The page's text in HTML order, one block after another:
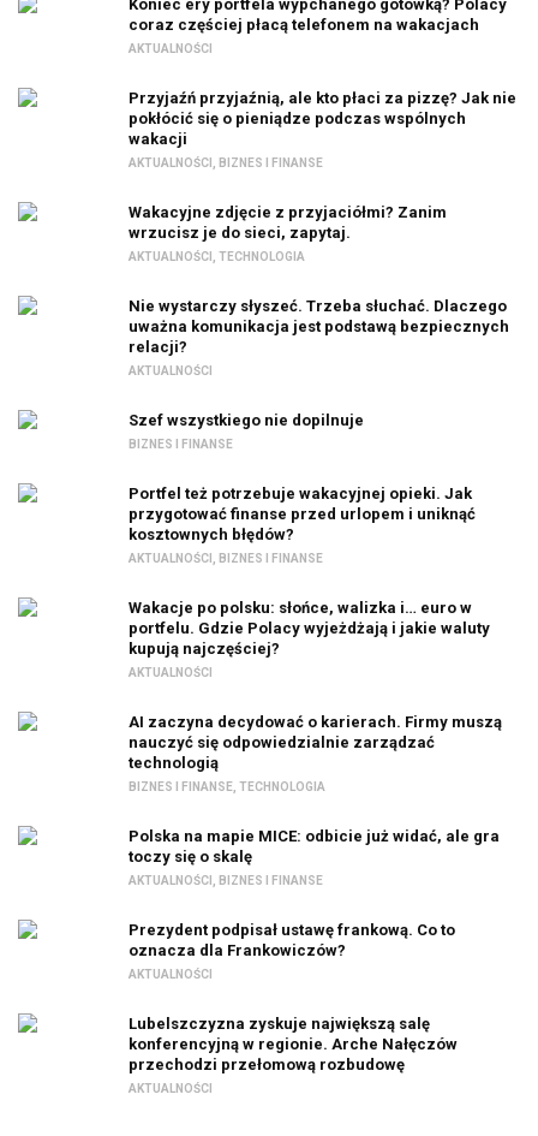
Koniec ery portfela wypchanego gotówką? Polacy
coraz częściej płacą telefonem na wakacjach
AKTUALNOŚCI
Przyjaźń przyjaźnią, ale kto płaci za pizzę? Jak nie
pokłócić się o pieniądze podczas wspólnych
wakacji
AKTUALNOŚCI BIZNES I FINANSE
Wakacyjne zdjęcie z przyjaciółmi? Zanim
wrzucisz je do sieci, zapytaj.
AKTUALNOŚCI TECHNOLOGIA
Nie wystarczy słyszeć. Trzeba słuchać. Dlaczego
uważna komunikacja jest podstawą bezpiecznych
relacji?
AKTUALNOŚCI
Szef wszystkiego nie dopilnuje
BIZNES I FINANSE
Portfel też potrzebuje wakacyjnej opieki. Jak
przygotować finanse przed urlopem i uniknąć
kosztownych błędów?
AKTUALNOŚCI BIZNES I FINANSE
Wakacje po polsku: słońce, walizka i… euro w
portfelu. Gdzie Polacy wyjeżdżają i jakie waluty
kupują najczęściej?
AKTUALNOŚCI
AI zaczyna decydować o karierach. Firmy muszą
nauczyć się odpowiedzialnie zarządzać
technologią
BIZNES I FINANSE TECHNOLOGIA
Polska na mapie MICE: odbicie już widać, ale gra
toczy się o skalę
AKTUALNOŚCI BIZNES I FINANSE
Prezydent podpisał ustawę frankową. Co to
oznacza dla Frankowiczów?
AKTUALNOŚCI
Lubelszczyzna zyskuje największą salę
konferencyjną w regionie. Arche Nałęczów
przechodzi przełomową rozbudowę
AKTUALNOŚCI